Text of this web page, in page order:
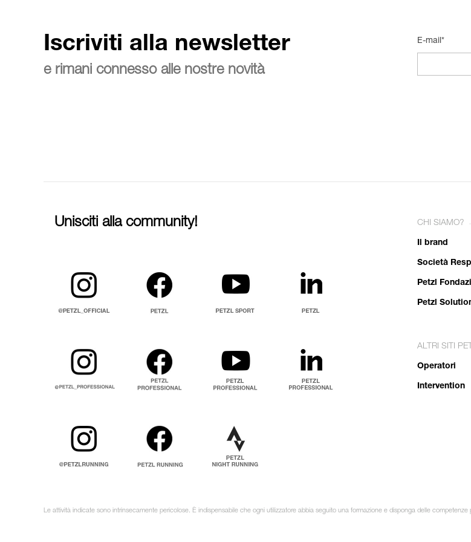
Iscriviti alla newsletter
e rimani connesso alle nostre novità
E-mail*
Unisciti alla community! CHI SIAMO?
Il brand
Società
Petzl
Petzl
ALTRI SITI
Operatori
Intervention
Le attività indicate sono intrinsecamente pericolose. È indispensabile che ogni utilizzatore abbia seguito una formazione e disponga delle